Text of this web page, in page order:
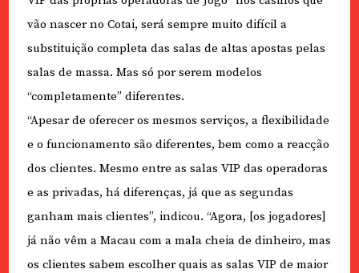
vão nascer no Cotai, será sempre muito difícil a
substituição completa das salas de altas apostas pelas
salas de massa. Mas só por serem modelos
“completamente” diferentes.
“Apesar de oferecer os mesmos serviços, a flexibilidade
e o funcionamento são diferentes, bem como a reacção
dos clientes. Mesmo entre as salas VIP das operadoras
e as privadas, há diferenças, já que as segundas
ganham mais clientes”, indicou. “Agora, [os jogadores]
já não vêm a Macau com a mala cheia de dinheiro, mas
os clientes sabem escolher quais as salas VIP de maior